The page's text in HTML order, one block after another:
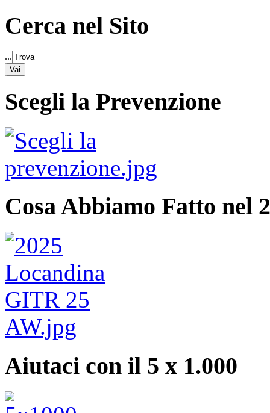
Cerca nel Sito
...
Scegli la Prevenzione
Cosa Abbiamo Fatto nel
Aiutaci con il 5 x 1.000